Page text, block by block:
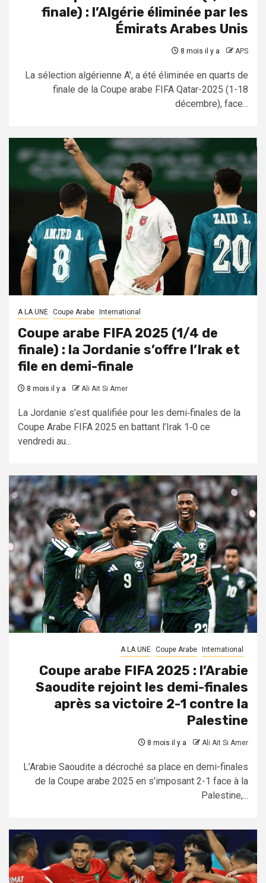
finale) : l’Algérie éliminée par les
Émirats Arabes Unis
8 mois il y a APS
La sélection algérienne A', a été éliminée en quarts de
finale de la Coupe arabe FIFA Qatar-2025 (1-18
décembre), face...
A LA UNE Coupe Arabe International
Coupe arabe FIFA 2025 (1/4 de
finale) : la Jordanie s’offre l’Irak et
file en demi-finale
8 mois il y a Ali Ait Si Amer
La Jordanie s’est qualifiée pour les demi‑finales de la
Coupe Arabe FIFA 2025 en battant l’Irak 1‑0 ce
vendredi au...
A LA UNE Coupe Arabe International
Coupe arabe FIFA 2025 : l’Arabie
Saoudite rejoint les demi-finales
après sa victoire 2-1 contre la
Palestine
8 mois il y a Ali Ait Si Amer
L’Arabie Saoudite a décroché sa place en demi-finales
de la Coupe arabe 2025 en s’imposant 2-1 face à la
Palestine,...